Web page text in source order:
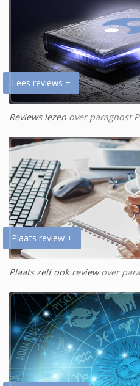
Lees reviews +
Reviews lezen over paragnost
Plaats review +
Plaats zelf ook reviewover